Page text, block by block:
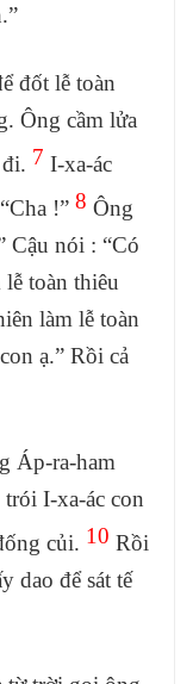
đốt lễ toàn
Ông cầm lửa
7 I-xa-ác
!” 8 Ông
Cậu nói : “Có
toàn thiêu
làm lễ toàn
ạ.” Rồi cả
Áp-ra-ham
I-xa-ác con
củi. 10 Rồi
dao để sát tế